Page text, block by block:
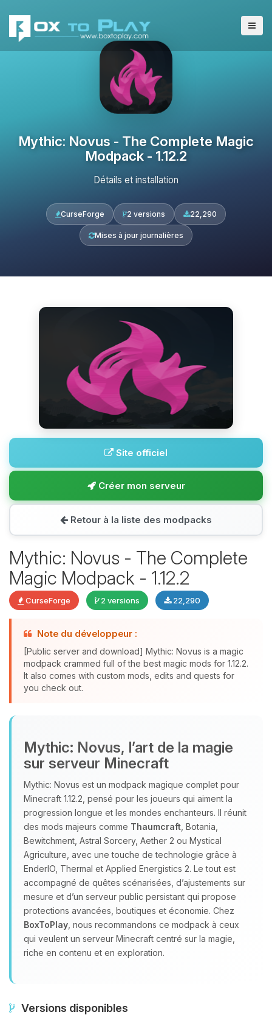
Mythic: Novus - The Complete Magic
Modpack - 1.12.2
Détails et installation
CurseForge 2 versions 22,290
Mises à jour journalières
Site officiel
Créer mon serveur
Retour à la liste des modpacks
Mythic: Novus - The Complete
Magic Modpack - 1.12.2
CurseForge 2 versions 22,290
Note du développeur :
[Public server and download] Mythic: Novus is a magic
modpack crammed full of the best magic mods for 1.12.2.
It also comes with custom mods, edits and quests for
you check out.
Mythic: Novus, l’art de la magie
sur serveur Minecraft
Mythic: Novus est un modpack magique complet pour
Minecraft 1.12.2, pensé pour les joueurs qui aiment la
progression longue et les mondes enchanteurs. Il réunit
des mods majeurs comme Thaumcraft , Botania,
Bewitchment, Astral Sorcery, Aether 2 ou Mystical
Agriculture, avec une touche de technologie grâce à
EnderIO, Thermal et Applied Energistics 2. Le tout est
accompagné de quêtes scénarisées, d’ajustements sur
mesure et d’un serveur public persistant qui propose
protections avancées, boutiques et économie. Chez
BoxToPlay , nous recommandons ce modpack à ceux
qui veulent un serveur Minecraft centré sur la magie,
riche en contenu et en exploration.
Versions disponibles
parler ! Moi c’est Choupy, ton petit
assistant BoxToPlay. Dis-moi ce dont
tu as besoin et je vais remuer mes
petits circuits pour t’aider.
08/08/2026 à 16:14